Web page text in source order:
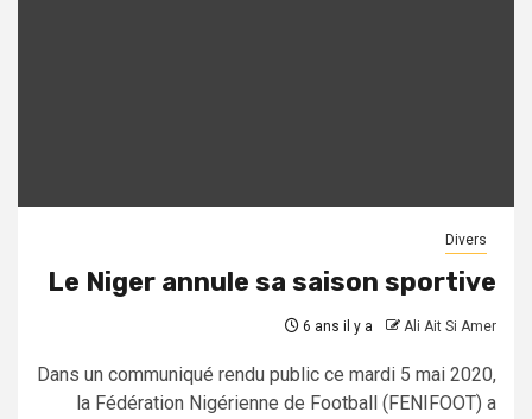
Divers
Le Niger annule sa saison sportive
6 ans il y a Ali Ait Si Amer
Dans un communiqué rendu public ce mardi 5 mai 2020,
la Fédération Nigérienne de Football (FENIFOOT) a